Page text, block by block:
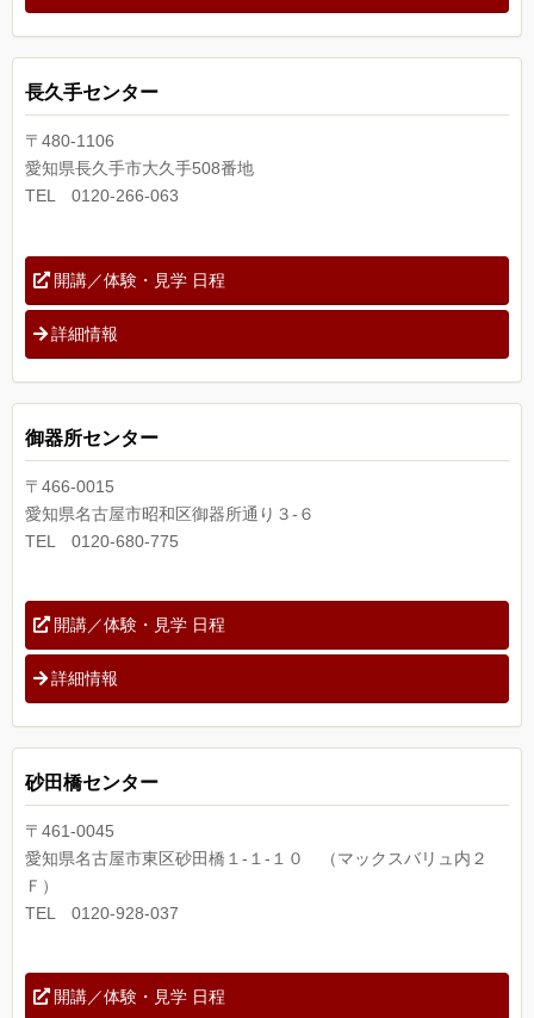
長久手センター
〒480-1106
愛知県長久手市大久手508番地
TEL 0120-266-063
開講／体験・見学 日程
詳細情報
御器所センター
〒466-0015
愛知県名古屋市昭和区御器所通り３-６
TEL 0120-680-775
開講／体験・見学 日程
詳細情報
砂田橋センター
〒461-0045
愛知県名古屋市東区砂田橋１-１-１０ （マックスバリュ内２
Ｆ）
TEL 0120-928-037
開講／体験・見学 日程